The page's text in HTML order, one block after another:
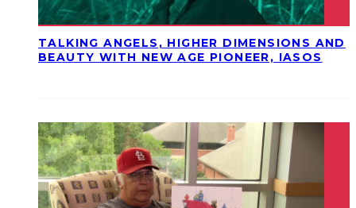
TALKING ANGELS, HIGHER DIMENSIONS AND
BEAUTY WITH NEW AGE PIONEER, IASOS